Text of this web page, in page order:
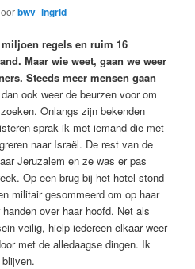
bwv_ingrid
regels en ruim 16
Maar wie weet, gaan we weer
Steeds meer mensen gaan
ook weer de beurzen voor om
Onlangs zijn bekenden
sprak ik met iemand die met
naar Israël. De rest van de
Jeruzalem en ze was er pas
Op een brug bij het hotel stond
militair gesommeerd om op haar
over haar hoofd. Net als
veilig, hielp iedereen elkaar weer
met de alledaagse dingen. Ik